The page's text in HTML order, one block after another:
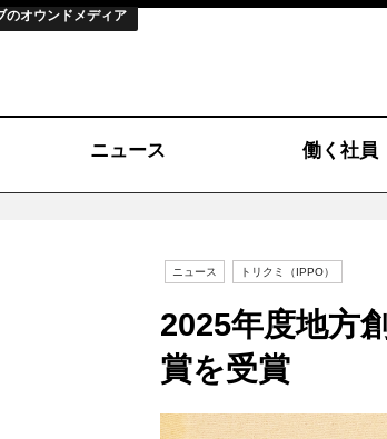
のオウンドメディア
ニュース 働く社員
ニュース トリクミ（IPPO）
2025年度地方
賞を受賞